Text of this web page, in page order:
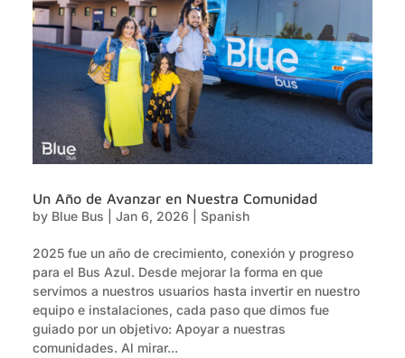
Un Año de Avanzar en Nuestra Comunidad
by Blue Bus Jan 6, 2026 Spanish
2025 fue un año de crecimiento, conexión y progreso
para el Bus Azul. Desde mejorar la forma en que
servimos a nuestros usuarios hasta invertir en nuestro
equipo e instalaciones, cada paso que dimos fue
guiado por un objetivo: Apoyar a nuestras
comunidades. Al mirar...